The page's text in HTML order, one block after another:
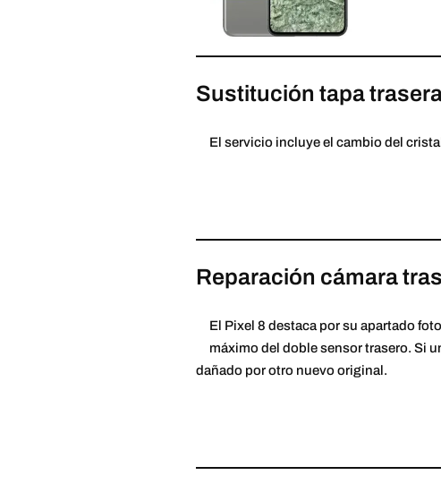
Sustitución tapa
El servicio incluye el cambio del
Reparación cámara
El Pixel 8 destaca por su apartado
máximo del doble sensor trasero. Si
dañado por otro nuevo original.